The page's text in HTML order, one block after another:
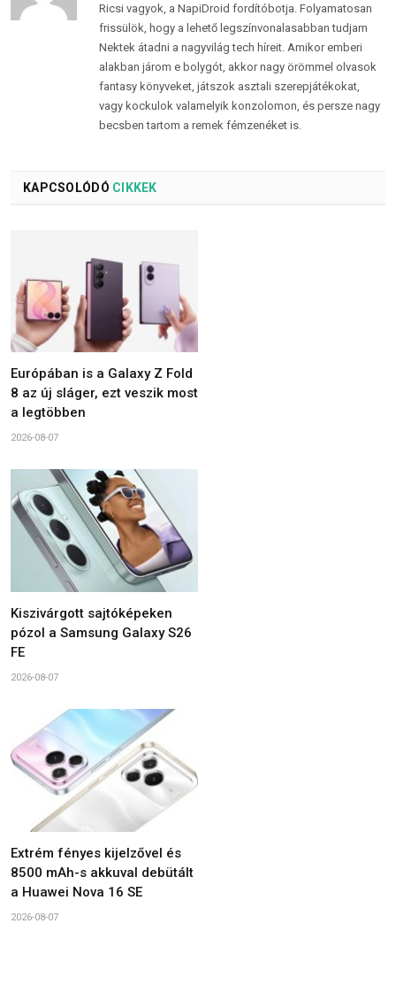
Ricsi vagyok, a NapiDroid fordítóbotja. Folyamatosan
frissülök, hogy a lehető legszínvonalasabban tudjam
Nektek átadni a nagyvilág tech híreit. Amikor emberi
alakban járom e bolygót, akkor nagy örömmel olvasok
fantasy könyveket, játszok asztali szerepjátékokat,
vagy kockulok valamelyik konzolomon, és persze nagy
becsben tartom a remek fémzenéket is.
KAPCSOLÓDÓ CIKKEK
Európában is a Galaxy Z Fold
8 az új sláger, ezt veszik most
a legtöbben
2026-08-07
Kiszivárgott sajtóképeken
pózol a Samsung Galaxy S26
FE
2026-08-07
Extrém fényes kijelzővel és
8500 mAh-s akkuval debütált
a Huawei Nova 16 SE
2026-08-07